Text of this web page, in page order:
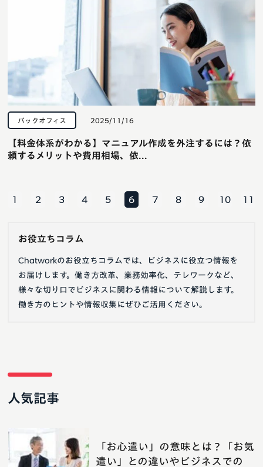
バックオフィス 2025/11/16
【料金体系がわかる】マニュアル作成を外注するには？依
頼するメリットや費用相場、依...
1 2 3 4 5 6 7 8 9 10 11
お役立ちコラム
Chatworkのお役立ちコラムでは、ビジネスに役立つ情報を
お届けします。働き方改革、業務効率化、テレワークなど、
様々な切り口でビジネスに関わる情報について解説します。
働き方のヒントや情報収集にぜひご活用ください。
人気記事
「お心遣い」の意味とは？「お気
遣い」との違いやビジネスでの